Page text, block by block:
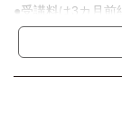
●受講料は3カ月前
●受講料には運営
ております。ま
用は含まれており